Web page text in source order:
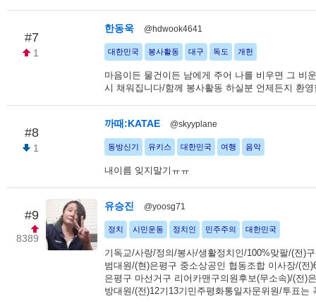
#7
1
한동욱 @hdwook4641
대한민국 봉사활동 대구 독도 개헌
마음이든 물건이든 남에게 주어 나를 비우면 그 비
시 채워집니다/함께 봉사활동 하실분 언제든지 환
#8
1
까때:KATAE @skyyplane
동방신기 유키스 대한민국 여행 음악
내이름 잊지말기ㅠㅠ
#9
8389
유승진 @yoosg71
정치 시민운동 정치인 민주주의 대한민국
기독교/사랑/정의/봉사/생활정치인/100%맞팔/(전)
범대원/(현)은평구 중소상공인 협동조합 이사장/(전
은평구 마선거구 리어카맨구의원후보(무소속)/(전)
방대원/(전)12기13기민주평화통일자문위원/투표는